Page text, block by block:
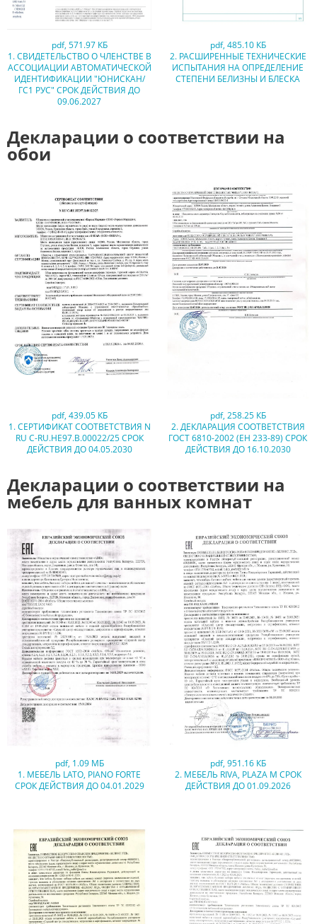
pdf, 571.97 КБ
1. СВИДЕТЕЛЬСТВО О ЧЛЕНСТВЕ В
АССОЦИАЦИИ АВТОМАТИЧЕСКОЙ
ИДЕНТИФИКАЦИИ "ЮНИСКАН/
ГС1 РУС" СРОК ДЕЙСТВИЯ ДО
09.06.2027
pdf, 485.10 КБ
2. РАСШИРЕННЫЕ ТЕХНИЧЕСКИЕ
ИСПЫТАНИЯ НА ОПРЕДЕЛЕНИЕ
СТЕПЕНИ БЕЛИЗНЫ И БЛЕСКА
Декларации о соответствии на
обои
pdf, 439.05 КБ
1. СЕРТИФИКАТ СООТВЕТСТВИЯ N
RU C-RU.HE97.B.00022/25 СРОК
ДЕЙСТВИЯ ДО 04.05.2030
pdf, 258.25 КБ
2. ДЕКЛАРАЦИЯ СООТВЕТСТВИЯ
ГОСТ 6810-2002 (ЕН 233-89) СРОК
ДЕЙСТВИЯ ДО 16.10.2030
Декларации о соответствии на
мебель для ванных комнат
pdf, 1.09 МБ
1. МЕБЕЛЬ LATO, PIANO FORTE
СРОК ДЕЙСТВИЯ ДО 04.01.2029
pdf, 951.16 КБ
2. МЕБЕЛЬ RIVA, PLAZA M СРОК
ДЕЙСТВИЯ ДО 01.09.2026